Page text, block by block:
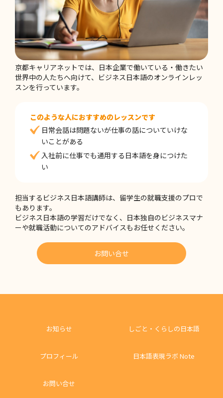
ビジネス日本語で大切なのは、暗記よりも調
整する力
2026-05-27
京都キャリアネットでは、日本企業で働いている・働きたい
世界中の人たちへ向けて、ビジネス日本語のオンラインレッ
スンを行っています。
このような人におすすめのレッスンです
日常会話は問題ないが仕事の話についていけな
いことがある
入社前に仕事でも通用する日本語を身につけた
い
担当するビジネス日本語講師は、留学生の就職支援のプロで
もあります。
ビジネス日本語の学習だけでなく、日本独自のビジネスマナ
ーや就職活動についてのアドバイスもお任せください。
お問い合せ
お知らせ しごと・くらしの日本語
プロフィール 日本語表現ラボ Note
お問い合せ